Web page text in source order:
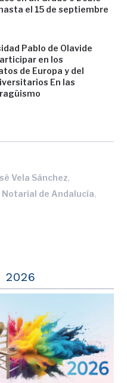
el 15 de septiembre
Pablo de Olavide
en los
de Europa y del
En las
Vela Sánchez,
Notarial de Andalucía,
2026